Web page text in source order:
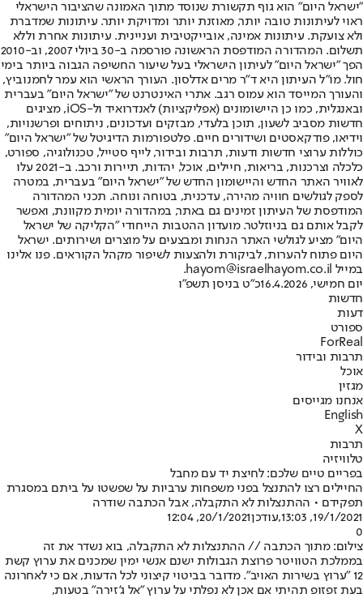
"ישראל היום" הוא גוף תקשורת שנוסד מתוך האמונה שהציבור הישראלי
ראוי לעיתונות טובה יותר, מאוזנת יותר ומדויקת יותר. עיתונות שמדברת
ולא צועקת. עיתונות אמינה, אובייקטיבית ועניינית. עיתונות אחרת וללא
תשלום. המהדורה המודפסת הראשונה פורסמה ב-30 ביולי 2007, וב-2010
הפך "ישראל היום" לעיתון הישראלי בעל שיעור החשיפה הגבוה ביותר בימי
חול. מו"ל העיתון היא ד"ר מרים אדלסון. העורך הראשי הוא עמר לחמנוביץ,
והעורך המייסד הוא עמוס רגב. אתרי האינטרנט של "ישראל היום" בעברית
ובאנגלית, כמו כן היישומונים (אפליקציות) לאנדרואיד ול-iOS, מציגים
חדשות מסביב לשעון, תוכן בלעדי, מבזקים ועדכונים, ניתוחים ופרשנויות,
וידיאו, פודקאסטים ושידורים חיים. פלטפורמות הדיגיטל של "ישראל היום"
כוללות ערוצי חדשות ודעות, תרבות ובידור, לייף סטייל, טכנולוגיה, ספורט,
כלכלה וצרכנות, בריאות, חיילים, אוכל, יהדות, תיירות ורכב. ב-2021 עלו
לאוויר האתר החדש והיישומון החדש של "ישראל היום" בעברית, במטרה
לספק לגולשים חוויה מהירה, עדכנית, בטוחה ונוחה. תכני המהדורה
המודפסת של העיתון זמינים גם באתר, במהדורה יומית מקוונת, ואפשר
לקבל אותם גם בניוזלטר. מועדון ההטבות הייחודי "הקליקה של ישראל
היום" מציע לגולשי האתר הנחות ומבצעים על מוצרים ושירותים. ישראל
היום פתוח להערות, לביקורת ולהצעות לשיפור מקהל הקוראים. פנו אלינו
במייל hayom@israelhayom.co.il.
יום חמישי, 16.4.2026
כ"ט בניסן תשפ"ו
חדשות
דעות
ספורט
ForReal
תרבות ובידור
אוכל
מגזין
אנחנו מגייסים
English
X
תרבות
טלוויזיה
בפריים טיים שלכם: לחיצת יד עם מחבל
החיילים רצו להתנצל בפני משפחות ערביות על שפשטו על ביתם במסגרת
תפקידם • ההתנצלות לא התקבלה, אבל הכתבה שודרה
19/1/2021, 13:03
,עודכן20/1/2021, 12:04
0
צילום: מתוך הכתבה // ההתנצלות לא התקבלה, בוא נשדר את זה
בממלכת הטוויטר פרוצת הגבולות ישנם אנשי ימין שמכנים את ערוץ קשת
12 "ערוץ בשירות האויב". מדובר בביטוי קיצוני לכל הדעות, אם כי לאחרונה
בעת זפזופ תהיתי אם אכן לא נפלתי על ערוץ "אל ג'זירה" בטעות,